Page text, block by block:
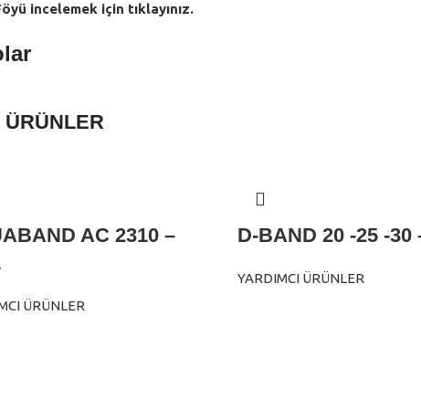
incelemek için tıklayınız.
ÜRÜNLER
AC 2310 –
ÜRÜNLER
D-BAND 20 -25 -30
YARDIMCI ÜRÜNLER